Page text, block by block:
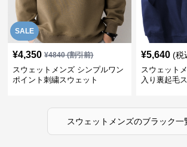
SALE
¥4,350 ¥4840(割引前)
スウェットメンズ シンプルワン
ポイント刺繍スウェット
¥5,640 (税
スウェット
入り裏起毛
スウェットメンズのブラック一